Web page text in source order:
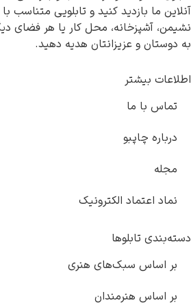
و تابلویی متناسب با سلیقه‌تان برای
کار یا هر فضای دیگر انتخاب کنید،
هدیه دهید.
هنری